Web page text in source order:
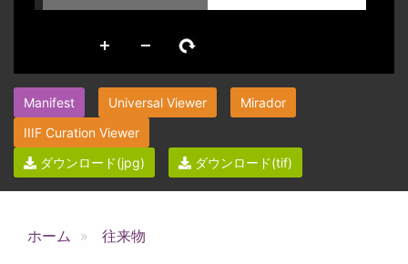
Manifest Universal Viewer
Mirador
IIIF Curation Viewer
ダウンロード(jpg)
ダウンロード(tif)
ホーム 往来物